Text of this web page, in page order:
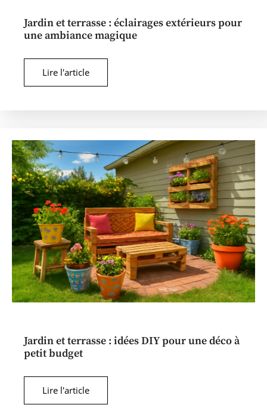
Jardin et terrasse : éclairages extérieurs pour
une ambiance magique
Lire l'article
Jardin et terrasse : idées DIY pour une déco à
petit budget
Lire l'article